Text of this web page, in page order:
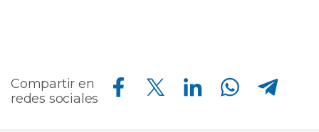
Compartir en
redes sociales
Compartir en Facebook Compartir en Twitter Compartir en Linkedin Compartir en Whatsapp Compartir en Telegram